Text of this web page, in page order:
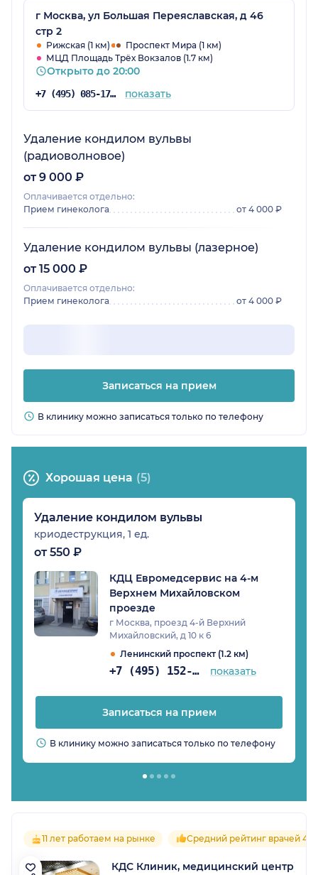
г Москва, ул Большая Переяславская, д 46
стр 2
Рижская (1 км)
Проспект Мира (1 км)
МЦД Площадь Трёх Вокзалов (1.7 км)
Открыто до 20:00
+7 (495) 085-17-47 показать
Удаление кондилом вульвы
(радиоволновое)
от 9 000 ₽
Оплачивается отдельно:
Прием гинеколога
от 4 000 ₽
Удаление кондилом вульвы (лазерное)
от 15 000 ₽
Оплачивается отдельно:
Прием гинеколога
от 4 000 ₽
Записаться на прием
В клинику можно записаться только по телефону
Хорошая цена (5)
Удаление кондилом вульвы
криодеструкция, 1 ед.
от 550 ₽
КДЦ Евромедсервис на 4-м
Верхнем Михайловском
проезде
г Москва, проезд 4-й Верхний
Михайловский, д 10 к 6
Ленинский проспект (1.2 км)
+7 (495) 152-02-96 показать
Записаться на прием
В клинику можно записаться только по телефону
11 лет работаем на рынке Средний рейтинг врачей 4.9
КДС Клиник, медицинский центр